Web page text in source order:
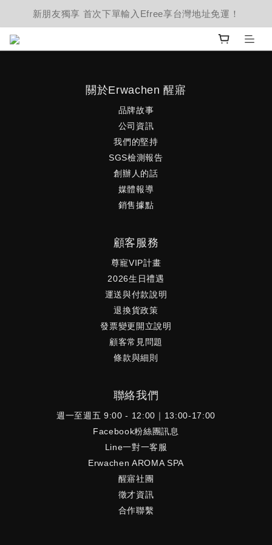
新朋友獨享 首次下單輸入Efree享台灣地址免運！
關於Erwachen 醒寤
品牌故事
公司資訊
我們的堅持
SGS檢測報告
創辦人的話
媒體報導
銷售據點
顧客服務
尊寵VIP計畫
2026生日禮遇
運送與付款說明
退換貨政策
發票變更開立說明
顧客常見問題
條款與細則
聯絡我們
週一至週五 9:00 - 12:00｜13:00-17:00
Facebook粉絲團訊息
Line一對一客服
Erwachen AROMA SPA
醒寤社團
徵才資訊
合作聯繫